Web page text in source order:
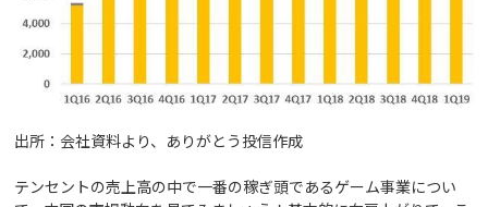
出所：会社資料より、ありがとう投信作成
テンセントの売上高の中で一番の稼ぎ頭であるゲーム事業につい